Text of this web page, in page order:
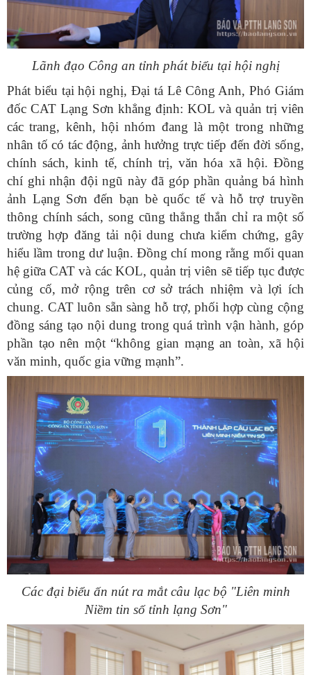
Lãnh đạo Công an tỉnh phát biểu tại hội nghị
Phát biểu tại hội nghị, Đại tá Lê Công Anh, Phó Giám
đốc CAT Lạng Sơn khẳng định: KOL và quản trị viên
các trang, kênh, hội nhóm đang là một trong những
nhân tố có tác động, ảnh hưởng trực tiếp đến đời sống,
chính sách, kinh tế, chính trị, văn hóa xã hội. Đồng
chí ghi nhận đội ngũ này đã góp phần quảng bá hình
ảnh Lạng Sơn đến bạn bè quốc tế và hỗ trợ truyền
thông chính sách, song cũng thẳng thắn chỉ ra một số
trường hợp đăng tải nội dung chưa kiểm chứng, gây
hiểu lầm trong dư luận. Đồng chí mong rằng mối quan
hệ giữa CAT và các KOL, quản trị viên sẽ tiếp tục được
củng cố, mở rộng trên cơ sở trách nhiệm và lợi ích
chung. CAT luôn sẵn sàng hỗ trợ, phối hợp cùng cộng
đồng sáng tạo nội dung trong quá trình vận hành, góp
phần tạo nên một “không gian mạng an toàn, xã hội
văn minh, quốc gia vững mạnh”.
Các đại biểu ấn nút ra mắt câu lạc bộ "Liên minh
Niềm tin số tỉnh lạng Sơn"